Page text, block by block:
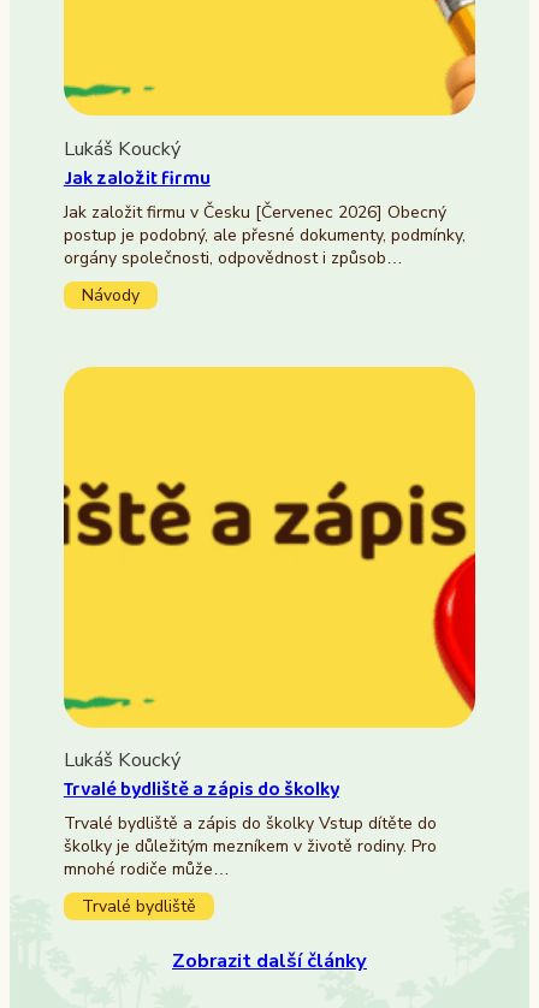
Lukáš Koucký
Jak založit firmu
Jak založit firmu v Česku [Červenec 2026] Obecný
postup je podobný, ale přesné dokumenty, podmínky,
orgány společnosti, odpovědnost i způsob…
Návody
Lukáš Koucký
Trvalé bydliště a zápis do školky
Trvalé bydliště a zápis do školky Vstup dítěte do
školky je důležitým mezníkem v životě rodiny. Pro
mnohé rodiče může…
Trvalé bydliště
Zobrazit další články